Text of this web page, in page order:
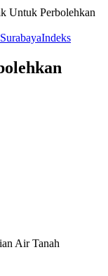
Untuk Perbolehkan
Indeks
Air Tanah